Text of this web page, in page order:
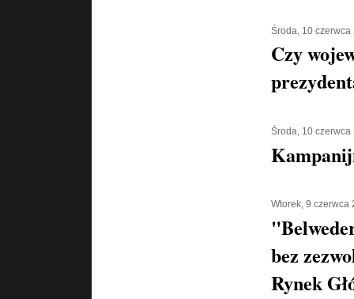
Środa, 10 czerwca
Czy
Środa, 10 czerwca
Wtorek, 9 czerwca
bez
Rynek